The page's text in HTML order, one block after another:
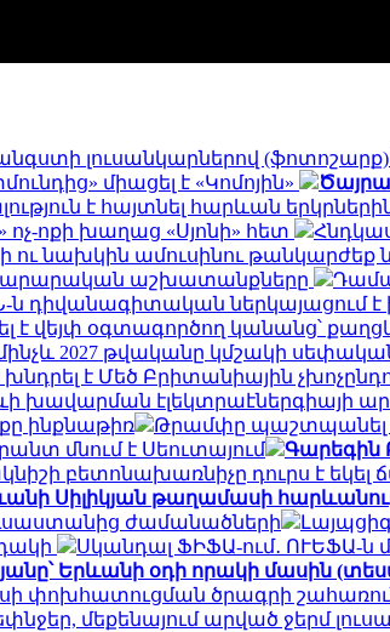
լուսանկարներով (ֆոտոշարք)
միացել է «Կոմոյին»
է հայտնել հարևան
ոքի խաղաց «Սյոնի» հետ
նախկին ամուսինու թանկարժեք
աշխատանքները
ն դիվանագիտական ներկայացում է
է վեյփ օգտագործող կանանց՝
մինչև 2027 թվականը կմշակի
է Մեծ Բրիտանիային
խավարման էլեկտրաէներգիայի
ինքնաթիռ
Թրամփը պաշտպանել
մնում է Սեուտայում
Գարեգին
բետոնախառնիչը դուրս է
Սիլիկյան թաղամասի
ժամանածների
Սկանդալ ՖԻՖԱ-ում․ ՈՒԵՖԱ-ն
Երևանի օդի որակի մասին
փոխհատուցման ծրագրի
մեքենայում արված ջերմ